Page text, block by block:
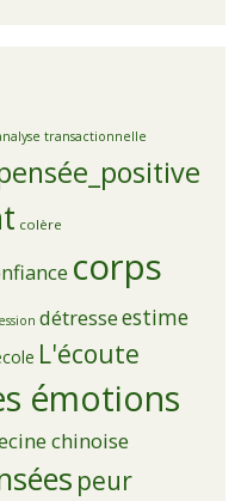
transactionnelle
colère
corps
détresseestime
L'écoute
émotions
chinoise
peur